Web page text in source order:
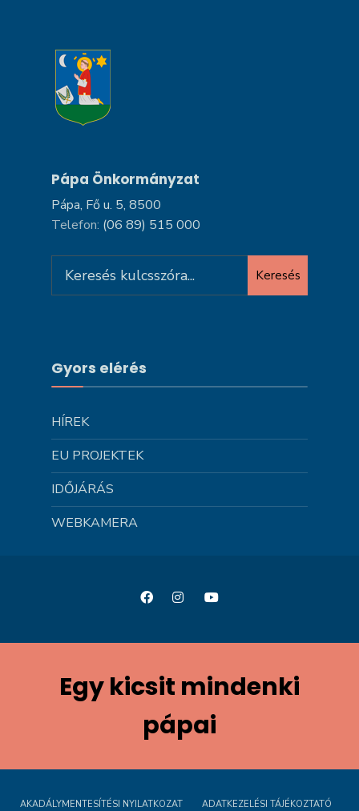
Pápa Önkormányzat
Pápa, Fő u. 5, 8500
Telefon: (06 89) 515 000
for:
Keresés
Gyors elérés
HÍREK
EU PROJEKTEK
IDŐJÁRÁS
WEBKAMERA
Egy kicsit mindenki
pápai
AKADÁLYMENTESÍTÉSI NYILATKOZAT ADATKEZELÉSI TÁJÉKOZTATÓ